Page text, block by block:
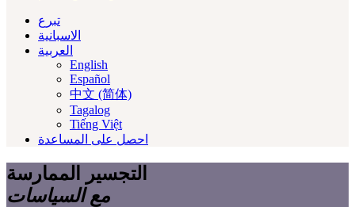
تبرع
الاسبانية
العربية‏
English
Español
中文 (简体)
Tagalog
Tiếng Việt
احصل على المساعدة
التجسير
الممارسة
مع السياسات